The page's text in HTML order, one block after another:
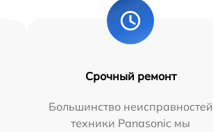
Срочный ремонт
Большинство неисправностей
техники Panasonic мы